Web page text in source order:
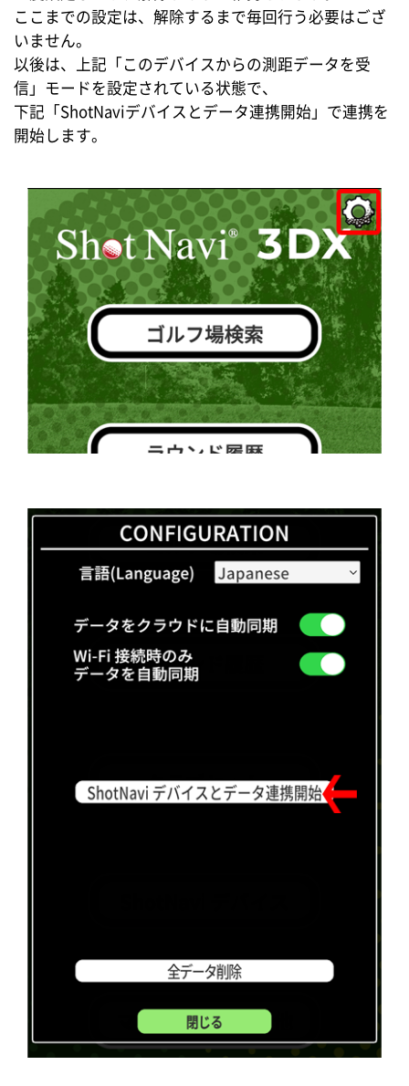
ここまでの設定は、解除するまで毎回行う必要はござ
いません。
以後は、上記「このデバイスからの測距データを受
信」モードを設定されている状態で、
下記「ShotNaviデバイスとデータ連携開始」で連携を
開始します。